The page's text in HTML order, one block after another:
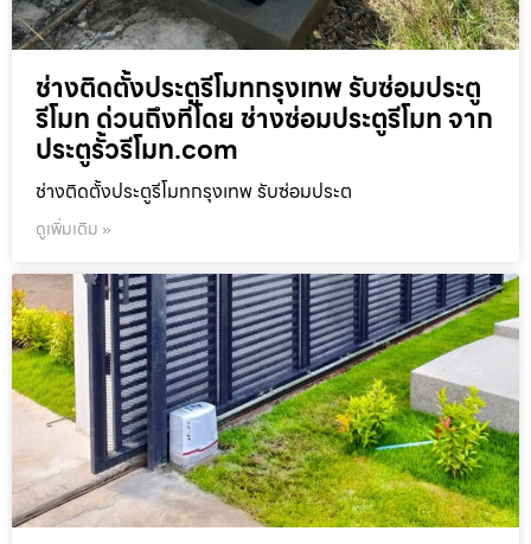
ช่างติดตั้งประตูรีโมทกรุงเทพ รับซ่อมประตู
รีโมท ด่วนถึงที่โดย ช่างซ่อมประตูรีโมท จาก
ประตูรั้วรีโมท.com
ช่างติดตั้งประตูรีโมทกรุงเทพ รับซ่อมประต
ดูเพิ่มเติม »